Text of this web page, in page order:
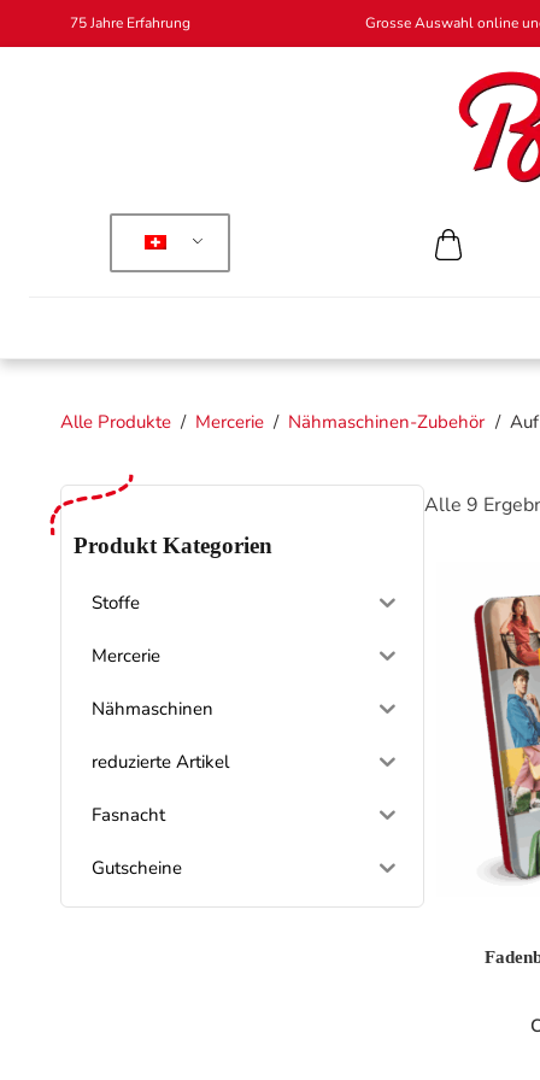
75 Jahre Erfahrung Grosse Auswahl online
Alle Produkte / Mercerie / Nähmaschinen-Zubehör /
Produkt Kategorien
Stoffe
Mercerie
Nähmaschinen
reduzierte Artikel
Fasnacht
Gutscheine
Alle 9